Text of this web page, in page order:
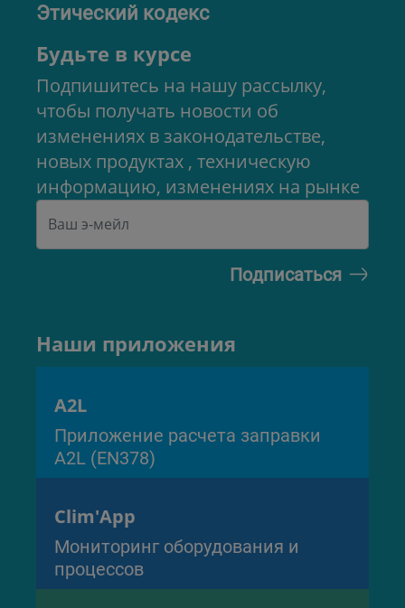
Этический кодекс
Будьте в курсе
Подпишитесь на нашу рассылку,
чтобы получать новости об
изменениях в законодательстве,
новых продуктах , техническую
информацию, изменениях на рынке
Наши приложения
A2L
Приложение расчета заправки
A2L (EN378)
Clim'App
Мониторинг оборудования и
процессов